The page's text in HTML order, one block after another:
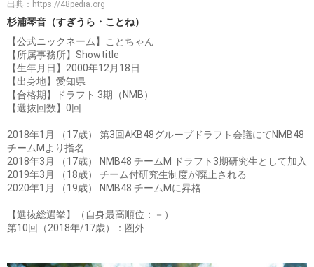
出典： https://48pedia.org
杉浦琴音（すぎうら・ことね）
【公式ニックネーム】ことちゃん
【所属事務所】Showtitle
【生年月日】2000年12月18日
【出身地】愛知県
【合格期】ドラフト 3期（NMB）
【選抜回数】0回
2018年1月 （17歳） 第3回AKB48グループドラフト会議にてNMB48
チームMより指名
2018年3月 （17歳） NMB48 チームM ドラフト3期研究生として加入
2019年3月 （18歳） チーム付研究生制度が廃止される
2020年1月 （19歳） NMB48 チームMに昇格
【選抜総選挙】（自身最高順位：－）
第10回（2018年/17歳）：圏外